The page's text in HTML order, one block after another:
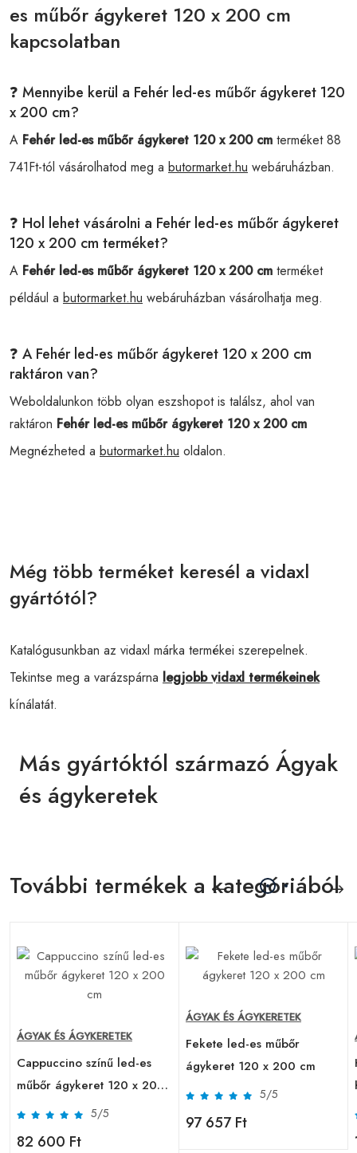
es műbőr ágykeret 120 x 200 cm
kapcsolatban
❓ Mennyibe kerül a Fehér led-es műbőr ágykeret 120
x 200 cm?
A Fehér led-es műbőr ágykeret 120 x 200 cm terméket 88
741Ft-tól vásárolhatod meg a butormarket.hu webáruházban.
❓ Hol lehet vásárolni a Fehér led-es műbőr ágykeret
120 x 200 cm terméket?
A Fehér led-es műbőr ágykeret 120 x 200 cm terméket
például a butormarket.hu webáruházban vásárolhatja meg.
❓ A Fehér led-es műbőr ágykeret 120 x 200 cm
raktáron van?
Weboldalunkon több olyan eszshopot is találsz, ahol van
raktáron Fehér led-es műbőr ágykeret 120 x 200 cm
Megnézheted a butormarket.hu oldalon.
Még több terméket keresél a vidaxl
gyártótól?
Katalógusunkban az vidaxl márka termékei szerepelnek.
Tekintse meg a varázspárna legjobb vidaxl termékeinek
kínálatát.
Más gyártóktól származó Ágyak
és ágykeretek
További termékek a kategóriából
ÁGYAK ÉS ÁGYKERETEK
Cappuccino színű led-es
műbőr ágykeret 120 x 200
cm
5/5
82 600 Ft
ÁGYAK ÉS ÁGYKERETEK
Fekete led-es műbőr
ágykeret 120 x 200 cm
5/5
97 657 Ft